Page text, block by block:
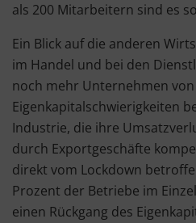
als 200 Mitarbeitern sind es
Ein Blick auf die anderen
im Handel und bei den
noch mehr Unternehmen von
Eigenkapitalschwierigkeiten
Industrie, die ihre
durch Exportgeschäfte
direkt vom Lockdown
Prozent der Betriebe im
einen Rückgang des